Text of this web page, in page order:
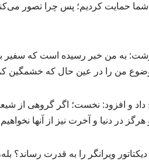
حمایت کردیم؛ پس چرا تصور
به من خبر رسیده است که سفیر
من را در عین حال که خشمگین
داد و افزود: نخست؛ اگر گروهی از
در دنیا و آخرت نیز از آنها
ویرانگر را به قدرت رساند؟